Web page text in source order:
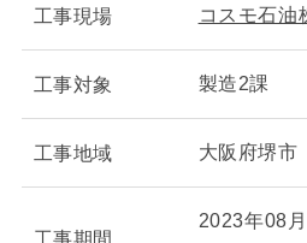
工事現場 コスモ石油
工事対象 製造2課
工事地域 大阪府堺市
工事期間
2023年08